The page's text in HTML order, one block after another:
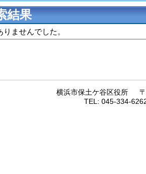
結果
ませんでした。
横浜市保土ケ谷区役所
TEL: 045-334-